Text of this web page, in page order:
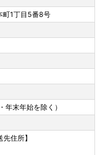
町1丁目5番8号
末年始を除く）
住所】